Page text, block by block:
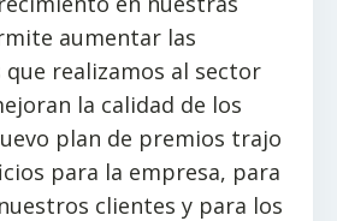
aumentar las
realizamos al sector
la calidad de los
plan de premios trajo
para la empresa, para
clientes y para los